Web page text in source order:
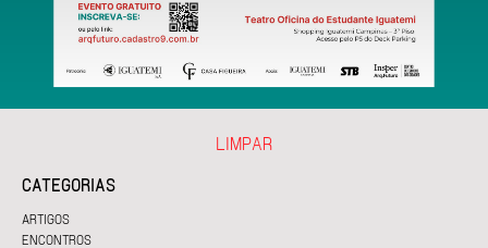
CATEGORIAS
ARTIGOS
ENCONTROS
LIMPAR